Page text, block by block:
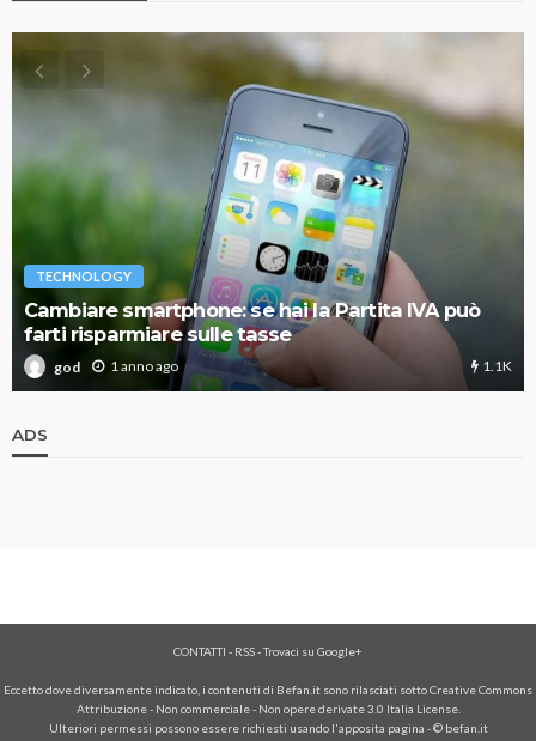
TECHNOLOGY
Cambiare smartphone: se hai la Partita IVA può
farti risparmiare sulle tasse
god 1 anno ago 1.1K
ADS
CONTATTI - RSS-Trovaci su Google+
Eccetto dove diversamente indicato, i contenuti di Befan.it sono rilasciati sotto Creative Commons
Attribuzione - Non commerciale - Non opere derivate 3.0 Italia License.
Ulteriori permessi possono essere richiesti usando l'apposita pagina - © befan.it